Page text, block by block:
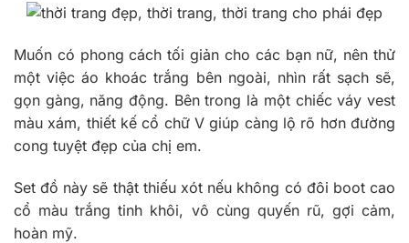
Muốn có phong cách tối giản cho các bạn nữ, nên thử
một việc áo khoác trắng bên ngoài, nhìn rất sạch sẽ,
gọn gàng, năng động. Bên trong là một chiếc váy vest
màu xám, thiết kế cổ chữ V giúp càng lộ rõ hơn đường
cong tuyệt đẹp của chị em.
Set đồ này sẽ thật thiếu xót nếu không có đôi boot cao
cổ màu trắng tinh khôi, vô cùng quyến rũ, gợi cảm,
hoàn mỹ.